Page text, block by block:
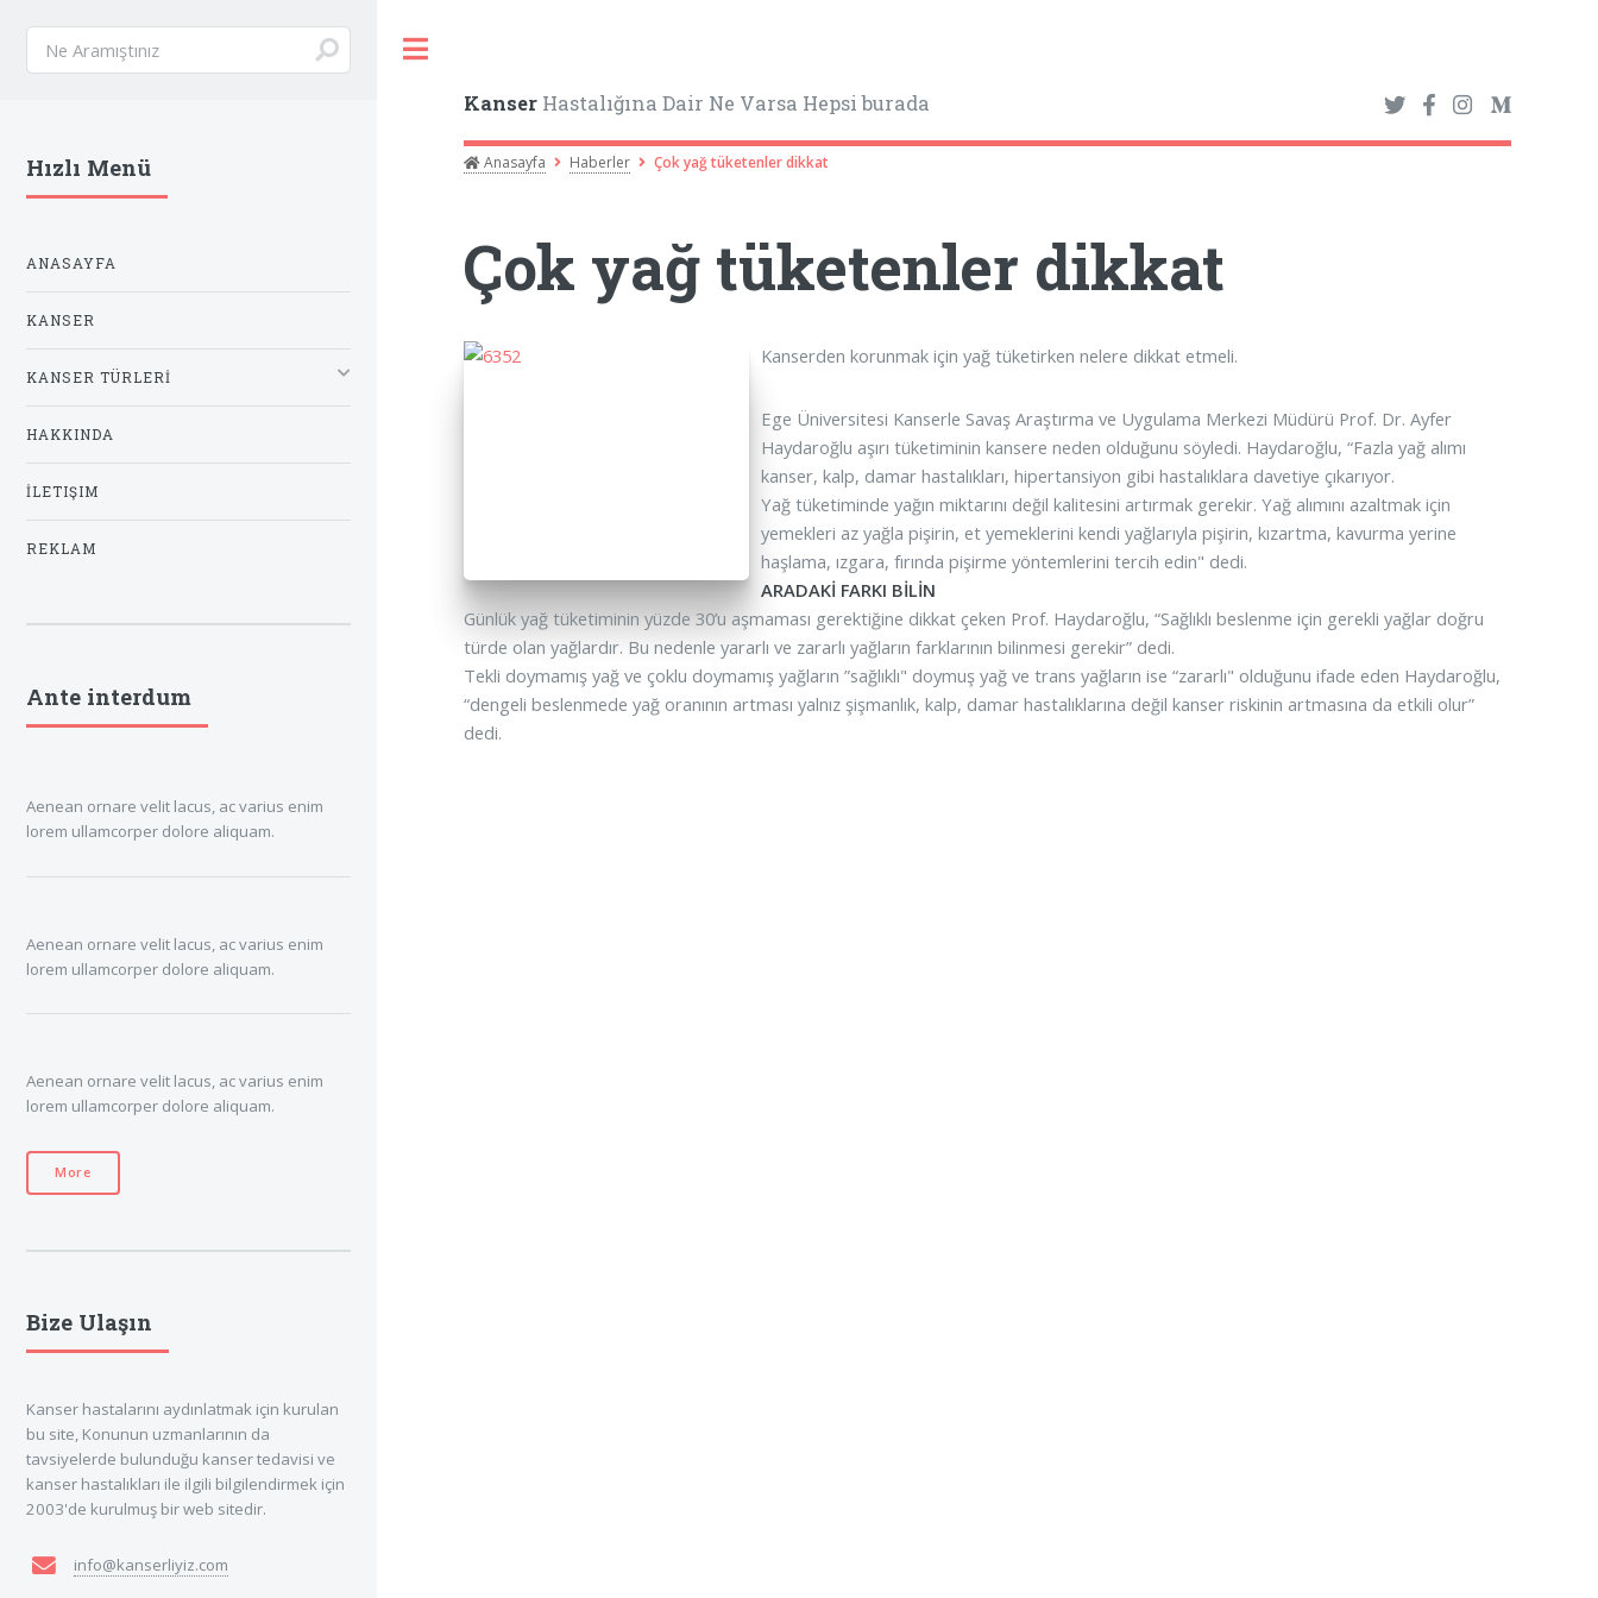
Kanser Hastalığına Dair Ne Varsa Hepsi burada
Anasayfa Haberler Çok yağ tüketenler dikkat
Çok yağ tüketenler dikkat
Kanserden korunmak için yağ tüketirken nelere dikkat etmeli.
Ege Üniversitesi Kanserle Savaş Araştırma ve Uygulama Merkezi Müdürü Prof. Dr. Ayfer
Haydaroğlu aşırı tüketiminin kansere neden olduğunu söyledi. Haydaroğlu, “Fazla yağ alımı
kanser, kalp, damar hastalıkları, hipertansiyon gibi hastalıklara davetiye çıkarıyor.
Yağ tüketiminde yağın miktarını değil kalitesini artırmak gerekir. Yağ alımını azaltmak için
yemekleri az yağla pişirin, et yemeklerini kendi yağlarıyla pişirin, kızartma, kavurma yerine
haşlama, ızgara, fırında pişirme yöntemlerini tercih edin" dedi.
ARADAKİ FARKI BİLİN
Günlük yağ tüketiminin yüzde 30’u aşmaması gerektiğine dikkat çeken Prof. Haydaroğlu, “Sağlıklı beslenme için gerekli yağlar doğru
türde olan yağlardır. Bu nedenle yararlı ve zararlı yağların farklarının bilinmesi gerekir” dedi.
Tekli doymamış yağ ve çoklu doymamış yağların ”sağlıklı" doymuş yağ ve trans yağların ise “zararlı" olduğunu ifade eden Haydaroğlu,
“dengeli beslenmede yağ oranının artması yalnız şişmanlık, kalp, damar hastalıklarına değil kanser riskinin artmasına da etkili olur”
dedi.
Hızlı Menü
ANASAYFA
KANSER
KANSER TÜRLERİ
HAKKINDA
İLETIŞIM
REKLAM
Ante interdum
Aenean ornare velit lacus, ac varius enim
lorem ullamcorper dolore aliquam.
Aenean ornare velit lacus, ac varius enim
lorem ullamcorper dolore aliquam.
Aenean ornare velit lacus, ac varius enim
lorem ullamcorper dolore aliquam.
More
Bize Ulaşın
Kanser hastalarını aydınlatmak için kurulan
bu site, Konunun uzmanlarının da
tavsiyelerde bulunduğu kanser tedavisi ve
kanser hastalıkları ile ilgili bilgilendirmek için
2003'de kurulmuş bir web sitedir.
info@kanserliyiz.com